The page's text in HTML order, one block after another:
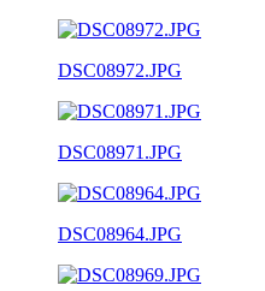
DSC08972.JPG
DSC08971.JPG
DSC08964.JPG